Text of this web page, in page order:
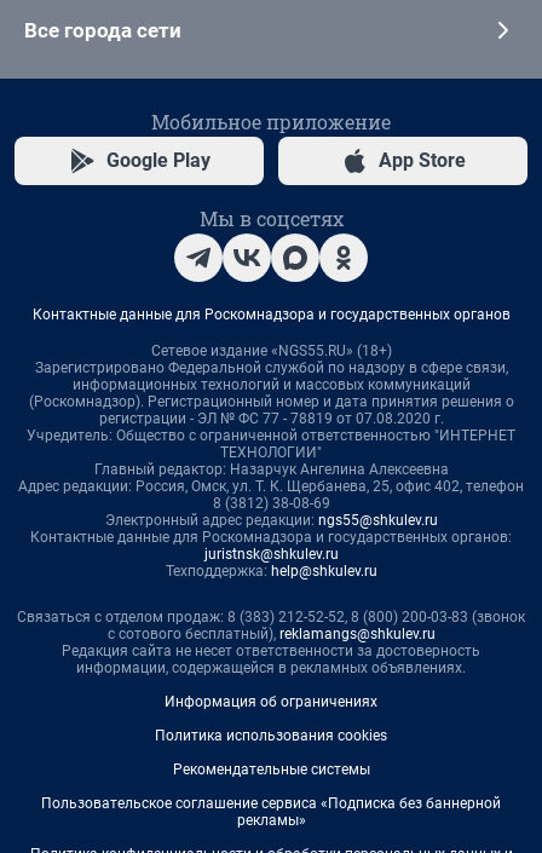
Все города сети
Мобильное приложение
Google Play App Store
Мы в соцсетях
Контактные данные для Роскомнадзора и государственных органов
Сетевое издание «NGS55.RU» (18+)
Зарегистрировано Федеральной службой по надзору в сфере связи,
информационных технологий и массовых коммуникаций
(Роскомнадзор). Регистрационный номер и дата принятия решения о
регистрации - ЭЛ № ФС 77 - 78819 от 07.08.2020 г.
Учредитель: Общество с ограниченной ответственностью "ИНТЕРНЕТ
ТЕХНОЛОГИИ"
Главный редактор: Назарчук Ангелина Алексеевна
Адрес редакции: Россия, Омск, ул. Т. К. Щербанева, 25, офис 402, телефон
8 (3812) 38-08-69
Электронный адрес редакции: ngs55@shkulev.ru
Контактные данные для Роскомнадзора и государственных органов:
juristnsk@shkulev.ru
Техподдержка: help@shkulev.ru
Связаться с отделом продаж: 8 (383) 212-52-52, 8 (800) 200-03-83 (звонок
с сотового бесплатный), reklamangs@shkulev.ru
Редакция сайта не несет ответственности за достоверность
информации, содержащейся в рекламных объявлениях.
Информация об ограничениях
Политика использования cookies
Рекомендательные системы
Пользовательское соглашение сервиса «Подписка без баннерной
рекламы»